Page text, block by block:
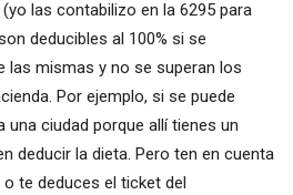
las contabilizo en la 6295 para
deducibles al 100% si se
las mismas y no se superan los
Por ejemplo, si se puede
ciudad porque allí tienes un
deducir la dieta. Pero ten en cuenta
te deduces el ticket del